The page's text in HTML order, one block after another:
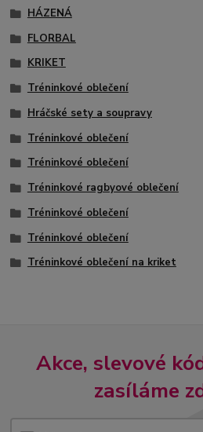
HÁZENÁ
FLORBAL
KRIKET
Tréninkové oblečení
Hráčské sety a soupravy
Tréninkové oblečení
Tréninkové oblečení
Tréninkové ragbyové oblečení
Tréninkové oblečení
Tréninkové oblečení
Tréninkové oblečení na kriket
Akce, slevové
zasíláme